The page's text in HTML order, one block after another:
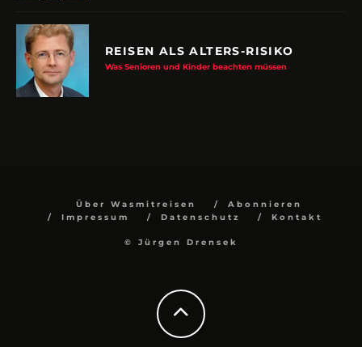
REISEN ALS ALTERS-RISIKO
Was Senioren und Kinder beachten müssen
Über Wasmitreisen
Abonnieren
Impressum
Datenschutz Kontakt
© Jürgen Drensek